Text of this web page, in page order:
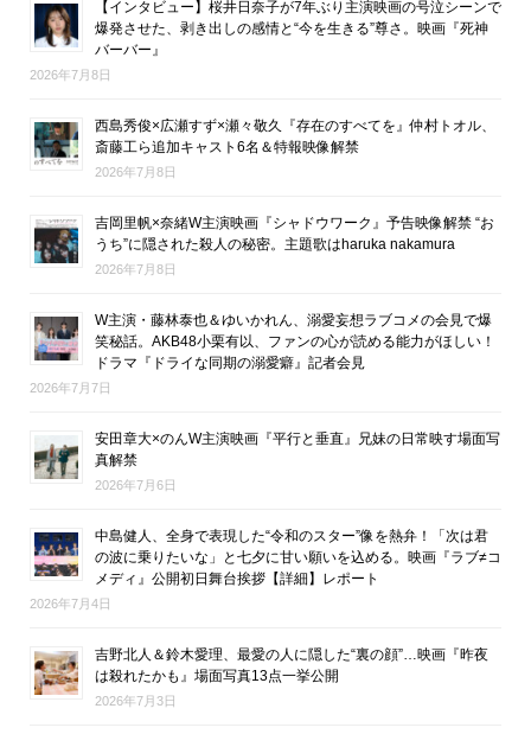
【インタビュー】桜井日奈子が7年ぶり主演映画の号泣シーンで
爆発させた、剥き出しの感情と“今を生きる”尊さ。映画『死神
バーバー』
2026年7月8日
西島秀俊×広瀬すず×瀬々敬久『存在のすべてを』仲村トオル、
斎藤工ら追加キャスト6名＆特報映像解禁
2026年7月8日
吉岡里帆×奈緒W主演映画『シャドウワーク』予告映像解禁 “お
うち”に隠された殺人の秘密。主題歌はharuka nakamura
2026年7月8日
W主演・藤林泰也＆ゆいかれん、溺愛妄想ラブコメの会見で爆
笑秘話。AKB48小栗有以、ファンの心が読める能力がほしい！
ドラマ『ドライな同期の溺愛癖』記者会見
2026年7月7日
安田章大×のんW主演映画『平行と垂直』兄妹の日常映す場面写
真解禁
2026年7月6日
中島健人、全身で表現した“令和のスター”像を熱弁！「次は君
の波に乗りたいな」と七夕に甘い願いを込める。映画『ラブ≠コ
メディ』公開初日舞台挨拶【詳細】レポート
2026年7月4日
吉野北人＆鈴木愛理、最愛の人に隠した“裏の顔”…映画『昨夜
は殺れたかも』場面写真13点一挙公開
2026年7月3日